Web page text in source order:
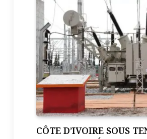
CÔTE D’IVOIRE SOUS